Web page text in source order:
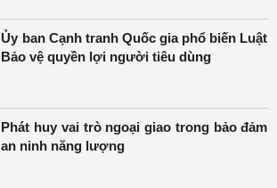
Ủy ban Cạnh tranh Quốc gia phổ biến Luật
Bảo vệ quyền lợi người tiêu dùng
Phát huy vai trò ngoại giao trong bảo đảm
an ninh năng lượng